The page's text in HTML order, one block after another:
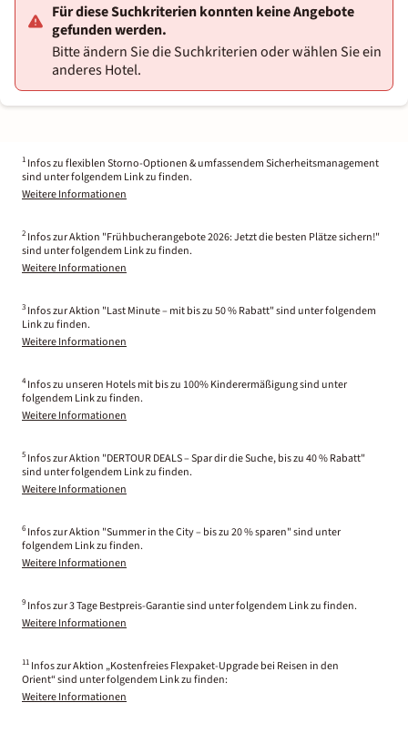
Für diese Suchkriterien konnten keine Angebote
gefunden werden.
Bitte ändern Sie die Suchkriterien oder wählen Sie ein
anderes Hotel.
1 Infos zu flexiblen Storno-Optionen & umfassendem Sicherheitsmanagement
sind unter folgendem Link zu finden.
Weitere Informationen
2 Infos zur Aktion "Frühbucherangebote 2026: Jetzt die besten Plätze sichern!"
sind unter folgendem Link zu finden.
Weitere Informationen
3 Infos zur Aktion "Last Minute – mit bis zu 50 % Rabatt" sind unter folgendem
Link zu finden.
Weitere Informationen
4 Infos zu unseren Hotels mit bis zu 100% Kinderermäßigung sind unter
folgendem Link zu finden.
Weitere Informationen
5 Infos zur Aktion "DERTOUR DEALS – Spar dir die Suche, bis zu 40 % Rabatt"
sind unter folgendem Link zu finden.
Weitere Informationen
6 Infos zur Aktion "Summer in the City – bis zu 20 % sparen" sind unter
folgendem Link zu finden.
Weitere Informationen
9 Infos zur 3 Tage Bestpreis-Garantie sind unter folgendem Link zu finden.
Weitere Informationen
11 Infos zur Aktion „Kostenfreies Flexpaket-Upgrade bei Reisen in den
Orient“ sind unter folgendem Link zu finden:
Weitere Informationen